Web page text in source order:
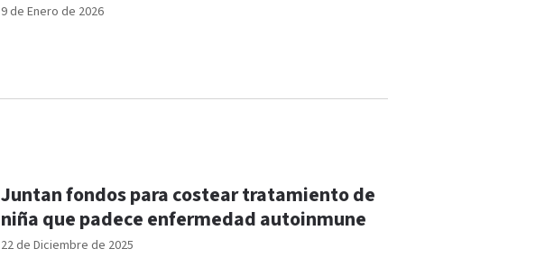
9 de Enero de 2026
22 de Diciembre de 2025
Juntan fondos para costear tratamiento de
niña que padece enfermedad autoinmune